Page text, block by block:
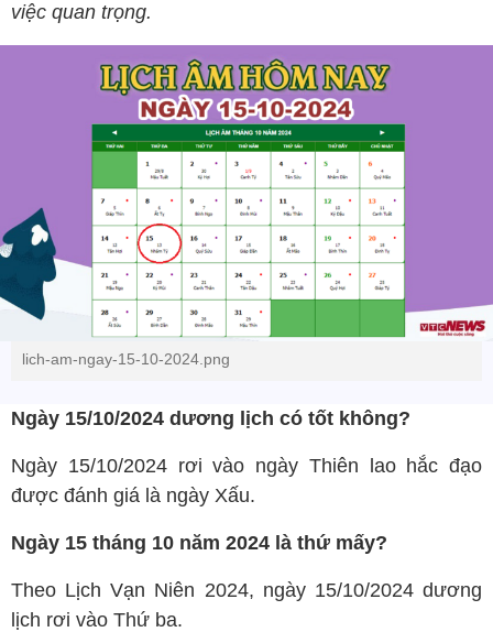
việc quan trọng.
lich-am-ngay-15-10-2024.png
Ngày 15/10/2024 dương lịch có tốt không?
Ngày 15/10/2024 rơi vào ngày Thiên lao hắc đạo
được đánh giá là ngày Xấu.
Ngày 15 tháng 10 năm 2024 là thứ mấy?
Theo Lịch Vạn Niên 2024, ngày 15/10/2024 dương
lịch rơi vào Thứ ba.